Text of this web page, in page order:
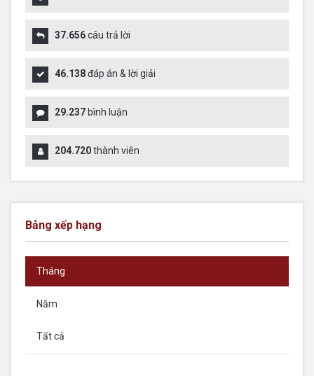
37.656câu trả lời
46.138đáp án & lời giải
29.237 bình luận
204.720thành viên
Bảng xếp hạng
Tháng
Năm
Tất cả